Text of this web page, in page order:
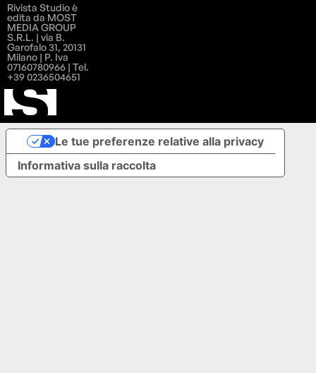
Rivista Studio è
edita da MOST
MEDIA GROUP
S.R.L. | via B.
Garofalo 31, 20131
Milano | P. Iva
07160780966 | Tel.
+39 0236504651
Informativa sulla raccolta
Le tue preferenze relative alla privacy